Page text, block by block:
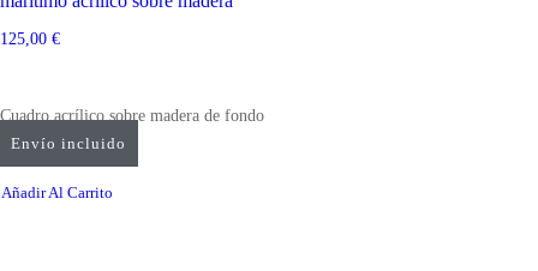
Envío incluido
125,00 €
Cuadro acrílico sobre madera de fondo
grueso, 40x40cm
Añadir Al Carrito